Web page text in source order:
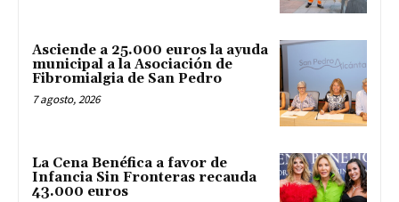
Asciende a 25.000 euros la ayuda
municipal a la Asociación de
Fibromialgia de San Pedro
7 agosto, 2026
La Cena Benéfica a favor de
Infancia Sin Fronteras recauda
43.000 euros